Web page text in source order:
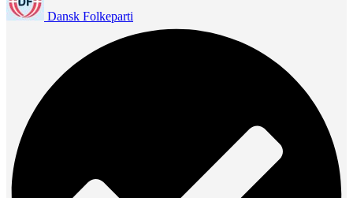
Dansk Folkeparti